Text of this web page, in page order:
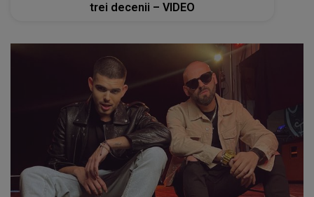
trei decenii – VIDEO